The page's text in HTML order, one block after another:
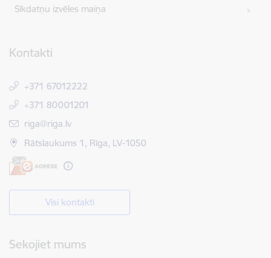
Sīkdatņu izvēles maiņa
Kontakti
+371 67012222
+371 80001201
E-pasts:
riga@riga.lv
Rātslaukums 1, Rīga, LV-1050
Visi kontakti
Sekojiet mums